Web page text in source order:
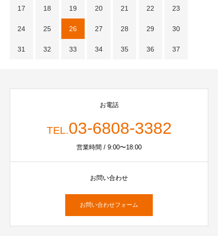
17 18 19 20 21 22 23
24 25 26 27 28 29 30
31 32 33 34 35 36 37
お電話
TEL.03-6808-3382
営業時間 / 9:00〜18:00
お問い合わせ
お問い合わせフォーム